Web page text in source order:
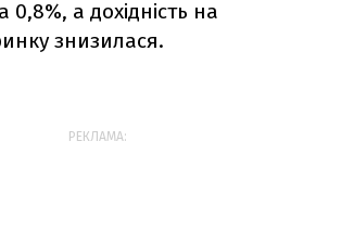
0,8%, а дохідність на
знизилася.
РЕКЛАМА: